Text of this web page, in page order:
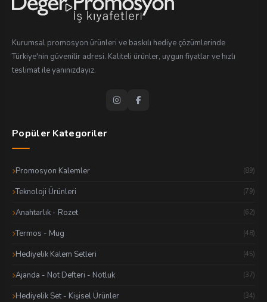
Kurumsal promosyon ürünleri ve baskılı hediye çözümlerinde
Türkiye'nin güvenilir adresi. Kaliteli ürünler, uygun fiyatlar ve hızlı
teslimat ile yanınızdayız.
Popüler Kategoriler
Promosyon Kalemler (89)
Teknoloji Ürünleri (79)
Anahtarlık - Rozet (62)
Termos - Mug (48)
Hediyelik Kalem Setleri (45)
Ajanda - Not Defteri - Notluk (37)
Hediyelik Set - Kişisel Ürünler (34)